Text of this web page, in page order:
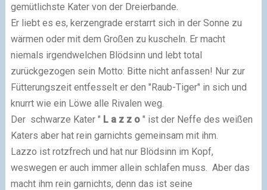
gemütlichste Kater von der Dreierbande.
Er liebt es es, kerzengrade erstarrt sich in der Sonne zu
wärmen oder mit dem Großen zu kuscheln. Er macht
niemals irgendwelchen Blödsinn und lebt total
zurückgezogen sein Motto: Bitte nicht anfassen! Nur zur
Fütterungszeit entfesselt er den "Raub-Tiger" in sich und
knurrt wie ein Löwe alle Rivalen weg.
Der schwarze Kater " L a z z o" ist der Neffe des weißen
Katers aber hat rein garnichts gemeinsam mit ihm.
Lazzo ist rotzfrech und hat nur Blödsinn im Kopf,
weswegen er auch immer allein schlafen muss. Aber das
macht ihm rein garnichts, denn das ist seine